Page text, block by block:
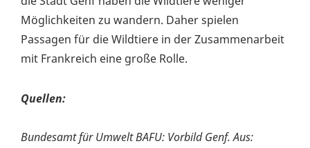
Möglichkeiten zu wandern. Daher spielen
Passagen für die Wildtiere in der Zusammenarbeit
mit Frankreich eine große Rolle.
Quellen:
Bundesamt für Umwelt BAFU: Vorbild Genf. Aus: